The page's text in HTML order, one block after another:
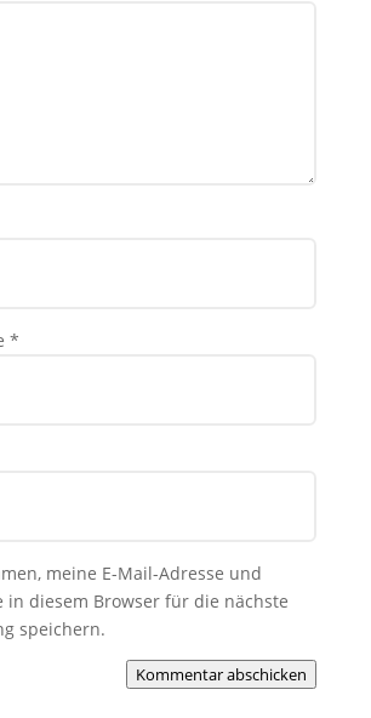
*
meine E-Mail-Adresse und
in diesem Browser für die nächste
speichern.
Kommentar abschicken